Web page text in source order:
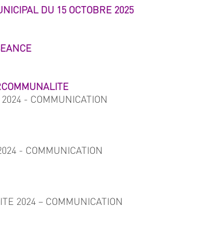
DU 15 OCTOBRE 2025
- COMMUNICATION
- COMMUNICATION
2024 – COMMUNICATION